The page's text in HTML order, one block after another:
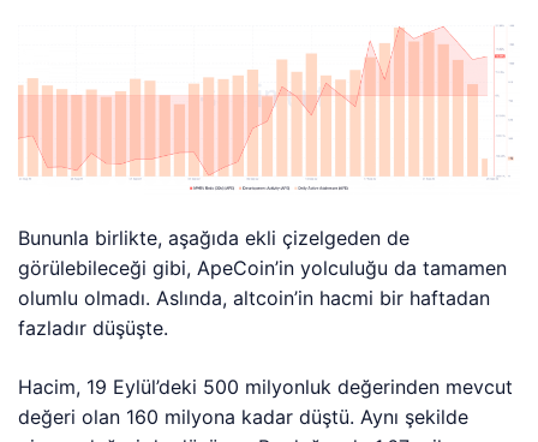
Bununla birlikte, aşağıda ekli çizelgeden de
görülebileceği gibi, ApeCoin’in yolculuğu da tamamen
olumlu olmadı. Aslında, altcoin’in hacmi bir haftadan
fazladır düşüşte.
Hacim, 19 Eylül’deki 500 milyonluk değerinden mevcut
değeri olan 160 milyona kadar düştü. Aynı şekilde